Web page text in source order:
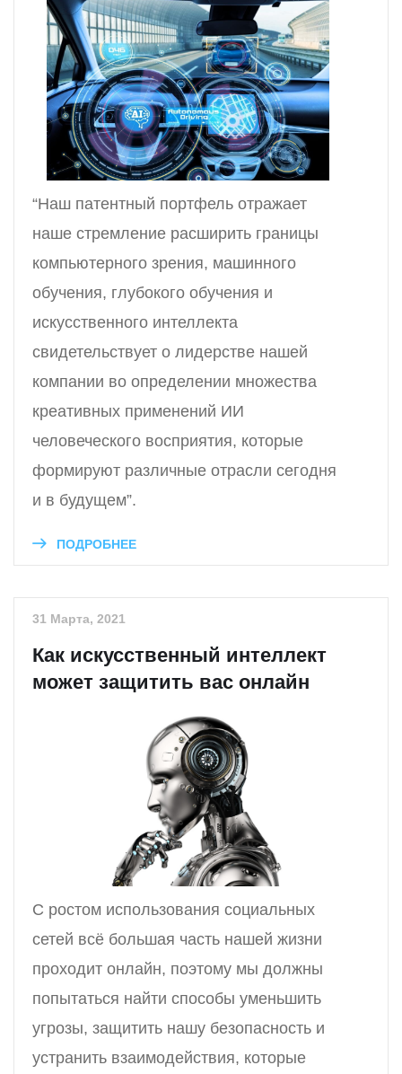
“Наш патентный портфель отражает
наше стремление расширить границы
компьютерного зрения, машинного
обучения, глубокого обучения и
искусственного интеллекта
свидетельствует о лидерстве нашей
компании во определении множества
креативных применений ИИ
человеческого восприятия, которые
формируют различные отрасли сегодня
и в будущем”.
ПОДРОБНЕЕ
31 Марта, 2021
Как искусственный интеллект
может защитить вас онлайн
С ростом использования социальных
сетей всё большая часть нашей жизни
проходит онлайн, поэтому мы должны
попытаться найти способы уменьшить
угрозы, защитить нашу безопасность и
устранить взаимодействия, которые